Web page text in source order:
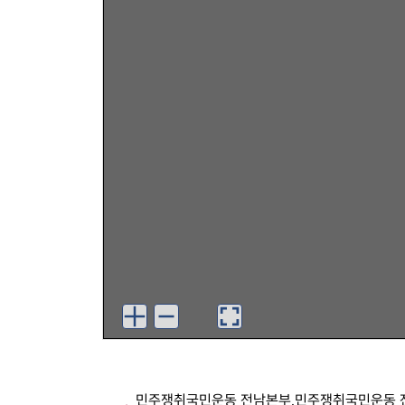
민주쟁취국민운동 전남본부,민주쟁취국민운동